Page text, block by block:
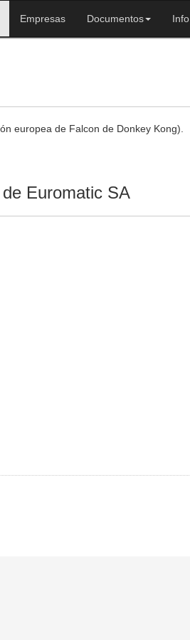
Empresas Documentos Info
europea de Falcon de Donkey Kong).
Euromatic SA